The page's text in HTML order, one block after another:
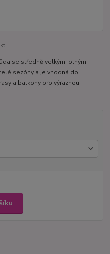
se středně velkými plnými
sezóny a je vhodná do
a balkony pro výraznou